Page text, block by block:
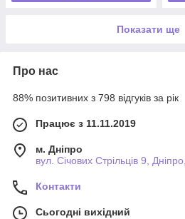
Показати ще
Про нас
88% позитивних з 798 відгуків за рік
Працює з 11.11.2019
м. Дніпро
вул. Січових Стрільців 9,
Контакти
Сьогодні вихідний